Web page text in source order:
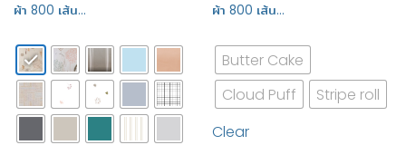
ผ้า 800 เส้น…
ผ้า 800 เส้น…
Butter Cake
Cloud Puff
Stripe roll
Clear